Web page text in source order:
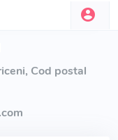
Cod postal